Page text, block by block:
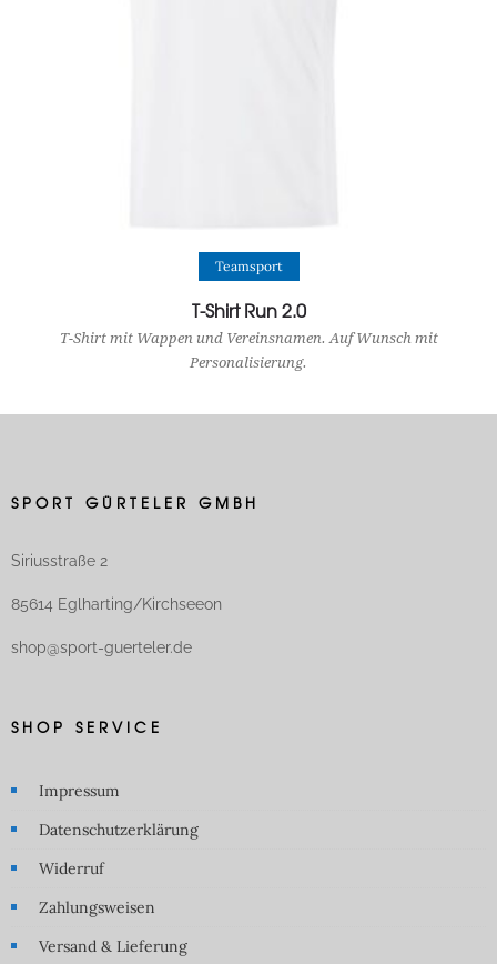
View Product
Teamsport
T-Shirt Run 2.0
T-Shirt mit Wappen und Vereinsnamen. Auf Wunsch mit
Personalisierung.
SPORT GÜRTELER GMBH
Siriusstraße 2
85614 Eglharting/Kirchseeon
shop@sport-guerteler.de
SHOP SERVICE
Impressum
Datenschutzerklärung
Widerruf
Zahlungsweisen
Versand & Lieferung